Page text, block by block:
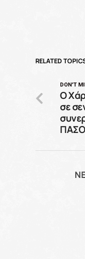
RELATED
DON'T
Ο
σε